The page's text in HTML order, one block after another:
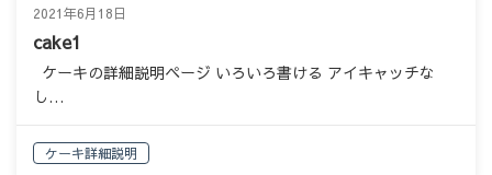
2021年6月18日
cake1
ケーキの詳細説明ページ いろいろ書ける アイキャッチな
し…
ケーキ詳細説明